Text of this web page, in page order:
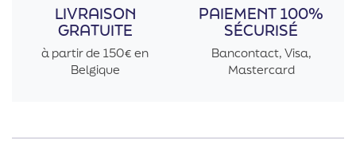
LIVRAISON
GRATUITE
à partir de 150€ en
Belgique
PAIEMENT 100%
SÉCURISÉ
Bancontact, Visa,
Mastercard